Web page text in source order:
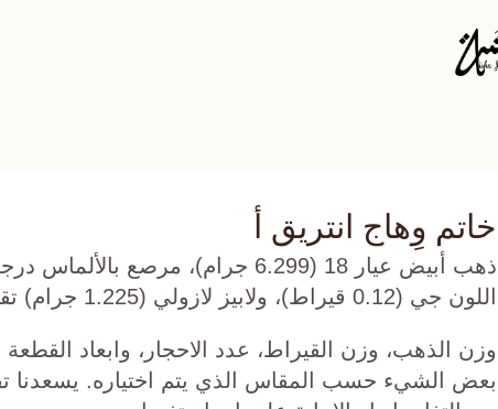
خاتم وِهاج انتريق أ
ذهب أبيض عيار 18 (6.299 جرام)، مرصع
اللون جي (0.12 قيراط)، ولابيز لازولي (1.225 جرام) تقريبًا.
وزن الذهب، وزن القيراط، عدد الاحجار، وابعاد
بعض الشيء حسب المقاس الذي يتم اختياره. يسعدنا